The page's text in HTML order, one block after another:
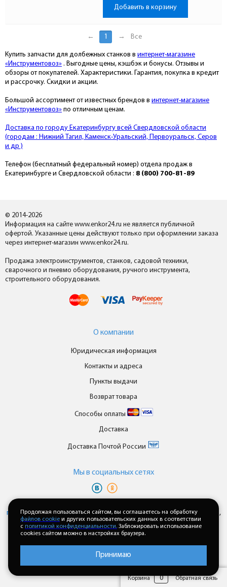
Добавить в корзину
← 1 → Все
Купить запчасти для долбежных станков в интернет-магазине
«Инструментовоз» . Выгодные цены, кэшбэк и бонусы. Отзывы и
обзоры от покупателей. Характеристики. Гарантия, покупка в кредит
и рассрочку. Скидки и акции.
Большой ассортимент от известных брендов в интернет-магазине
«Инструментовоз» по отличным ценам.
Доставка по городу Екатеринбургу всей Свердловской области
(городам : Нижний Тагил, Каменск-Уральский, Первоуральск, Серов
и др )
Телефон (бесплатный федеральный номер) отдела продаж в
Екатеринбурге и Свердловской области : 8 (800) 700-81-89
© 2014-2026
Информация на сайте www.enkor24.ru не является публичной
офертой. Указанные цены действуют только при оформлении заказа
через интернет-магазин www.enkor24.ru.
Продажа электроинструментов, станков, садовой техники,
сварочного и пневмо оборудования, ручного инструмента,
строительного оборудования.
О компании
Юридическая информация
Контакты и адреса
Пункты выдачи
Возврат товара
Способы оплаты
Доставка
Доставка Почтой России
Мы в cоциальных сетях
персональных данныхипользовательского соглашениякаждый раз,
когда оставляете свои данные в любой форме обратной связи на
сайте enkor24.ru
Корзина 0 Обратная связь
Продолжая пользоваться сайтом, вы соглашаетесь на обработку
файлов cookie и других пользовательских данных в соответствии
с политикой конфиденциальности. Заблокировать использование
cookies сайтом можно в настройках браузера.
Принимаю